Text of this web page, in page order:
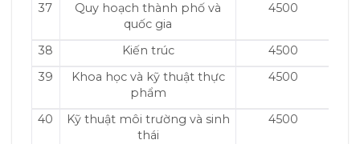
37
Quy hoạch thành phố và
quốc gia
4500
38 Kiến ​​trúc
4500
39
Khoa học và kỹ thuật thực
phẩm
4500
40
Kỹ thuật môi trường và sinh
thái
4500